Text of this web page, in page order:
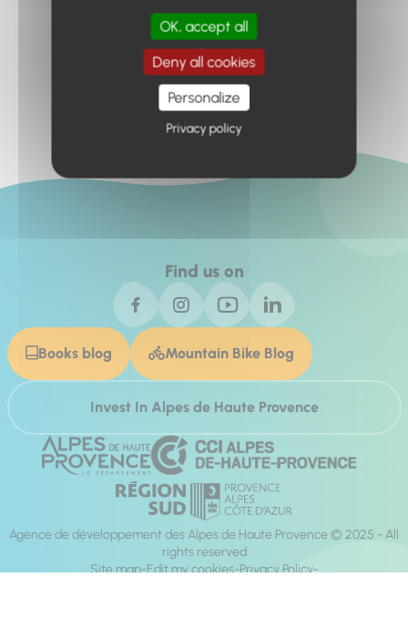
recherché.
Retour à l'accueil
Find us on
Books blog Mountain Bike Blog
Invest In Alpes de Haute Provence
Agence de développement des Alpes de Haute Provence © 2025 - All
rights reserved
Site map Edit my cookies Privacy Policy
OK, accept all
Deny all cookies
Personalize
Privacy policy